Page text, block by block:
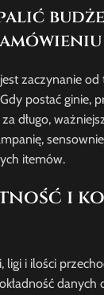
zaczynanie od
postać ginie,
długo,
itemów.
i
ligi i ilości
danych